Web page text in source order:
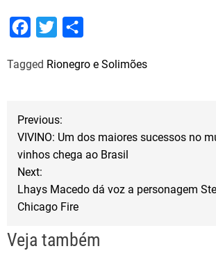
c
o
o
k
i
e
r
a
Tagged Rionegro e Solimões
N
g
Previous:
VIVINO: Um dos maiores sucessos no
vinhos chega ao Brasil
Next:
Lhays Macedo dá voz a personagem
Chicago Fire
Veja também